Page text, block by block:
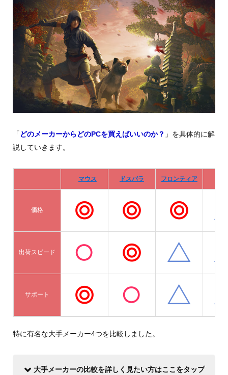
「 どのメーカーからどのPCを買えばいいのか？ 」を具体的に解
説していきます。
マウス ドスパラ フロンティア
価格
出荷スピード
サポート
特に有名な大手メーカー4つを比較しました。
大手メーカーの比較を詳しく見たい方はここをタップ